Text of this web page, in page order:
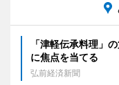
「津軽伝承料理」
に焦点を当てる
弘前経済新聞